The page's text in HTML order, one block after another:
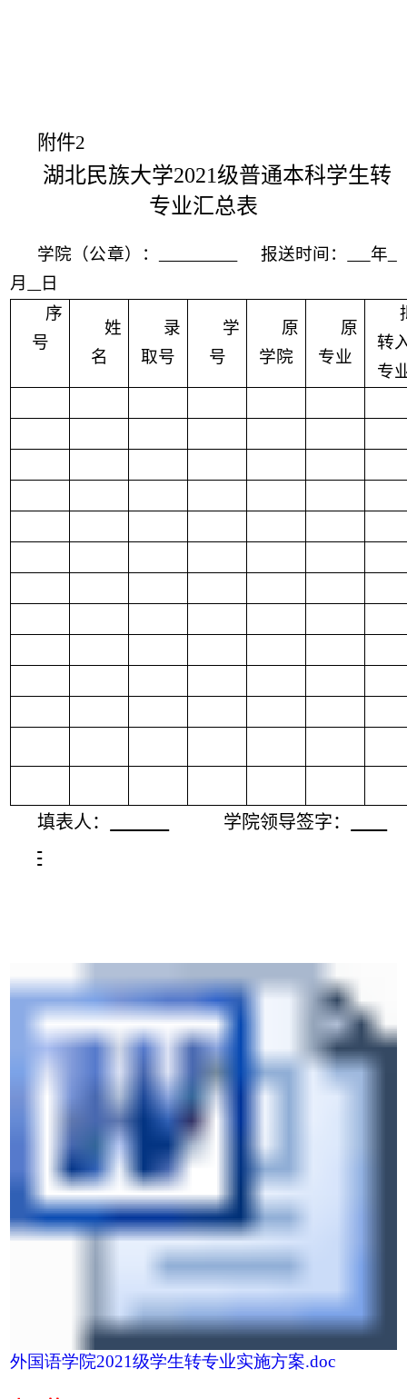
附件2
湖北民族大学2021级普通本科学生转
专业汇总表
学院（公章）： 报送时间：
年
月
日
序
号
姓
名
录
取号
学
号
原
学院
原
专业
转
专
填表人： 学院领导签字：
外国语学院2021级学生转专业实施方案.doc